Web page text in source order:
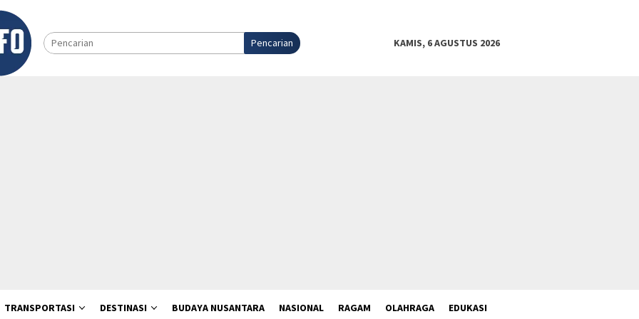
Pencarian KAMIS, 6 AGUSTUS 2026
TRANSPORTASI DESTINASI BUDAYA NUSANTARA NASIONAL RAGAM OLAHRAGA EDUKASI